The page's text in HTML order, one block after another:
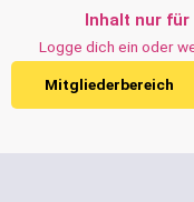
Inhalt nur
Logge dich ein oder
Mitgliederbereich